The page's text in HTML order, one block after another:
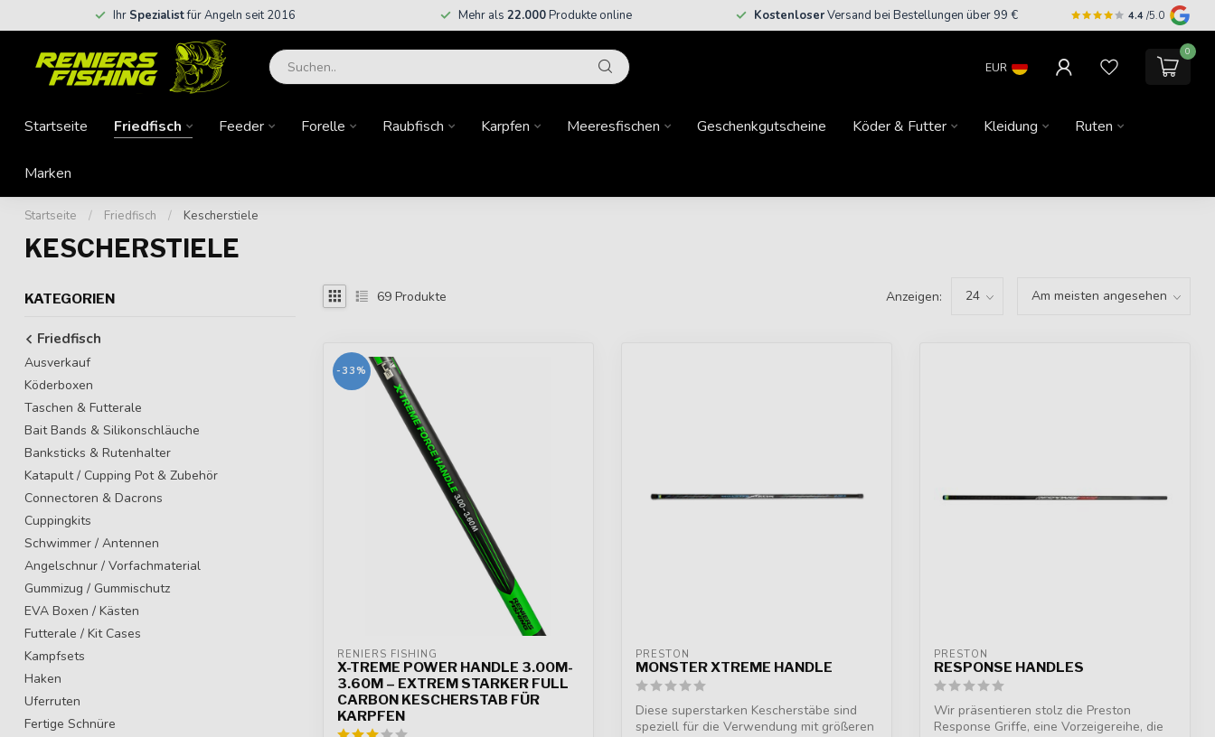
Ihr Spezialistfür Angeln seit 2016 Mehr als 22.000Produkte online KostenloserVersand bei Bestellungen über 99 € 4.4 /5.0
EUR
0
Startseite Friedfisch Feeder Forelle Raubfisch Karpfen Meeresfischen Geschenkgutscheine Köder & Futter Kleidung Ruten
Marken
Startseite / Friedfisch / Kescherstiele
KESCHERSTIELE
KATEGORIEN
Friedfisch
Ausverkauf
Köderboxen
Taschen & Futterale
Bait Bands & Silikonschläuche
Banksticks & Rutenhalter
Katapult / Cupping Pot & Zubehör
Connectoren & Dacrons
Cuppingkits
Schwimmer / Antennen
Angelschnur / Vorfachmaterial
Gummizug / Gummischutz
EVA Boxen / Kästen
Futterale / Kit Cases
Kampfsets
Haken
Uferruten
Fertige Schnüre
69 Produkte Anzeigen:
-33%
RENIERS FISHING
X-TREME POWER HANDLE 3.00M-
3.60M – EXTREM STARKER FULL
CARBON KESCHERSTAB FÜR
KARPFEN
PRESTON
MONSTER XTREME HANDLE
Diese superstarken Kescherstäbe sind
speziell für die Verwendung mit größeren
PRESTON
RESPONSE HANDLES
Wir präsentieren stolz die Preston
Response Griffe, eine Vorzeigereihe, die